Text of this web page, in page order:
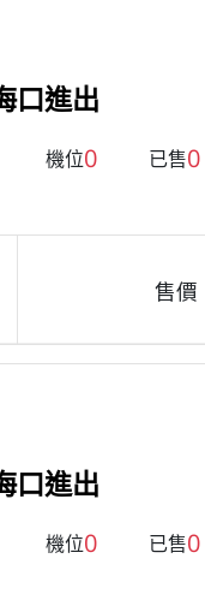
口進出
機位0 已售0
售價
口進出
機位0 已售0